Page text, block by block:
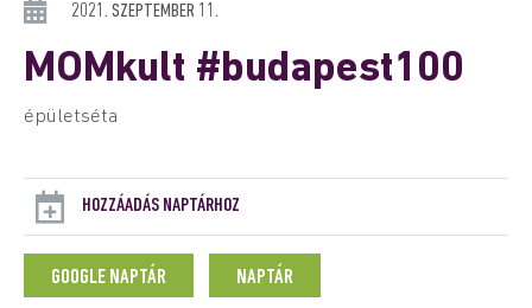
2021. SZEPTEMBER 11.
MOMkult #budapest100
épületséta
HOZZÁADÁS NAPTÁRHOZ
GOOGLE NAPTÁR NAPTÁR